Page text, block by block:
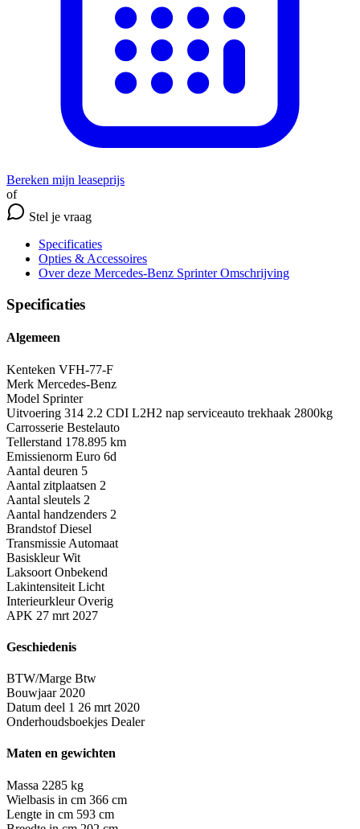
Bereken mijn leaseprijs
of
Stel je vraag
Specificaties
Opties & Accessoires
Over deze Mercedes-Benz Sprinter Omschrijving
Specificaties
Algemeen
Kenteken VFH-77-F
Merk Mercedes-Benz
Model Sprinter
Uitvoering 314 2.2 CDI L2H2 nap serviceauto trekhaak 2800kg
Carrosserie Bestelauto
Tellerstand 178.895 km
Emissienorm Euro 6d
Aantal deuren 5
Aantal zitplaatsen 2
Aantal sleutels 2
Aantal handzenders 2
Brandstof Diesel
Transmissie Automaat
Basiskleur Wit
Laksoort Onbekend
Lakintensiteit Licht
Interieurkleur Overig
APK 27 mrt 2027
Geschiedenis
BTW/Marge Btw
Bouwjaar 2020
Datum deel 1 26 mrt 2020
Onderhoudsboekjes Dealer
Maten en gewichten
Massa 2285 kg
Wielbasis in cm 366 cm
Lengte in cm 593 cm